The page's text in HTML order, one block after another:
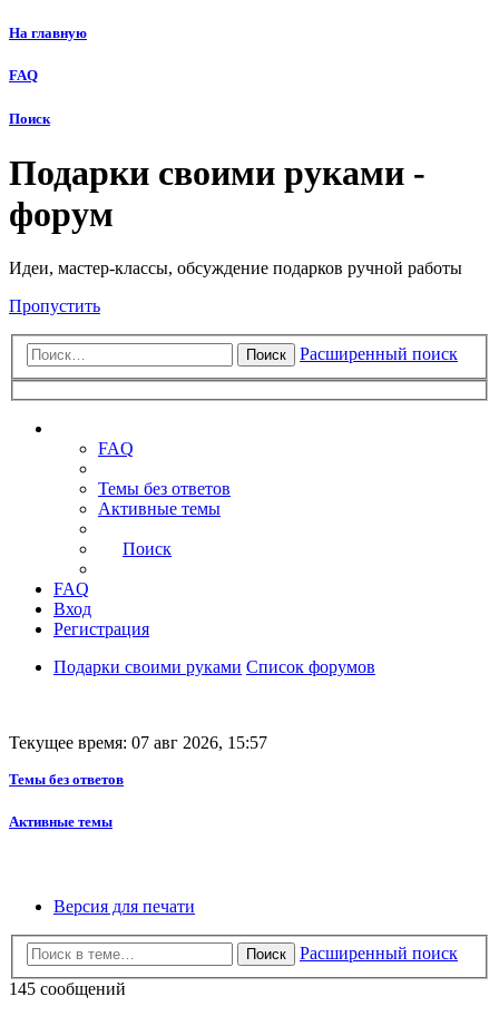
На главную
FAQ
Поиск
Подарки своими руками -
форум
Идеи, мастер-классы, обсуждение подарков ручной работы
Пропустить
Поиск Расширенный поиск
FAQ
Темы без ответов
Активные темы
Поиск
FAQ
Вход
Регистрация
Подарки своими руками Список форумов
Текущее время: 07 авг 2026, 15:57
Темы без ответов
Активные темы
Версия для печати
Поиск
Расширенный поиск
145 сообщений